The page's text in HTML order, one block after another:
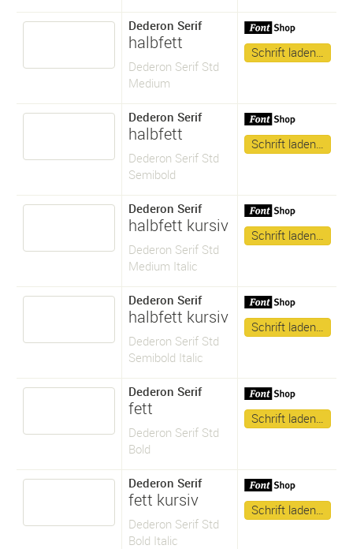
Dederon Serif
halbfett
Dederon Serif Std
Medium
Schrift laden…
Dederon Serif
halbfett
Dederon Serif Std
Semibold
Schrift laden…
Dederon Serif
halbfett kursiv
Dederon Serif Std
Medium Italic
Schrift laden…
Dederon Serif
halbfett kursiv
Dederon Serif Std
Semibold Italic
Schrift laden…
Dederon Serif
fett
Dederon Serif Std
Bold
Schrift laden…
Dederon Serif
fett kursiv
Dederon Serif Std
Bold Italic
Schrift laden…